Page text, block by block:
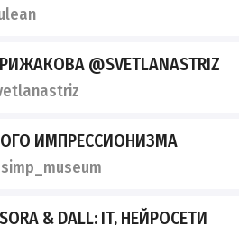
@SVETLANASTRIZ
ИМПРЕССИОНИЗМА
SORA & DALL: IT, НЕЙРОСЕТИ